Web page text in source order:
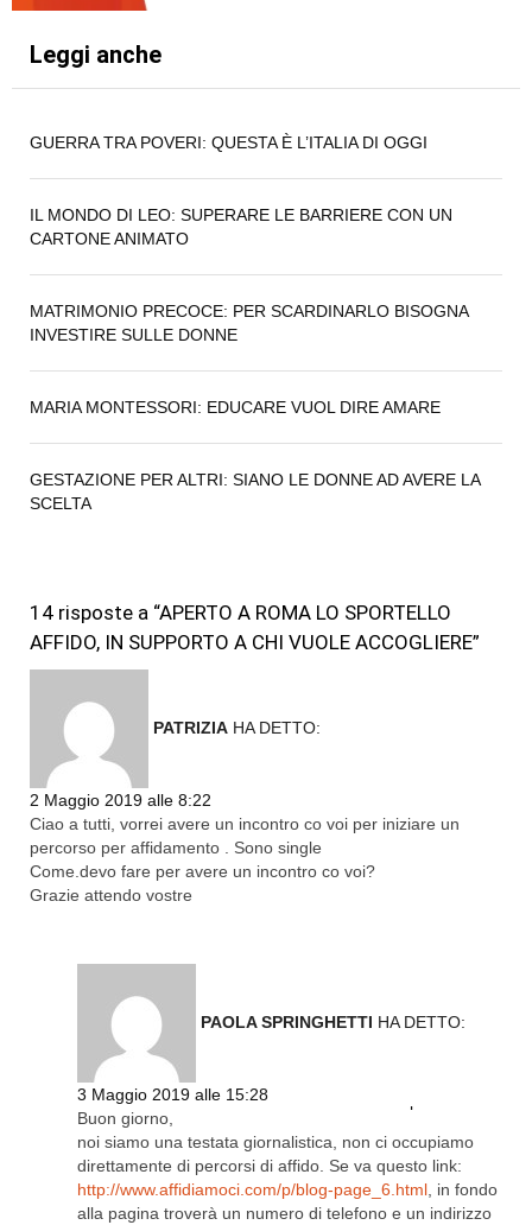
Leggi anche
GUERRA TRA POVERI: QUESTA È L’ITALIA DI OGGI
IL MONDO DI LEO: SUPERARE LE BARRIERE CON UN
CARTONE ANIMATO
MATRIMONIO PRECOCE: PER SCARDINARLO BISOGNA
INVESTIRE SULLE DONNE
MARIA MONTESSORI: EDUCARE VUOL DIRE AMARE
GESTAZIONE PER ALTRI: SIANO LE DONNE AD AVERE LA
SCELTA
14 risposte a “APERTO A ROMA LO SPORTELLO
AFFIDO, IN SUPPORTO A CHI VUOLE ACCOGLIERE”
PATRIZIA HA DETTO:
2 Maggio 2019 alle 8:22
Ciao a tutti, vorrei avere un incontro co voi per iniziare un
percorso per affidamento . Sono single
Come.devo fare per avere un incontro co voi?
Grazie attendo vostre
PAOLA SPRINGHETTI HA DETTO:
3 Maggio 2019 alle 15:28
Buon giorno,
noi siamo una testata giornalistica, non ci occupiamo
direttamente di percorsi di affido. Se va questo link:
http://www.affidiamoci.com/p/blog-page_6.html , in fondo
alla pagina troverà un numero di telefono e un indirizzo